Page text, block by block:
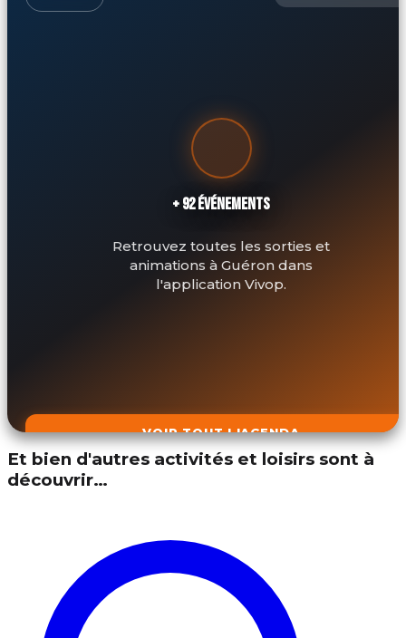
+ 92 ÉVÉNEMENTS
Retrouvez toutes les sorties et
animations à Guéron dans
l'application Vivop.
VOIR TOUT L'AGENDA
Et bien d'autres activités et loisirs sont à
découvrir…